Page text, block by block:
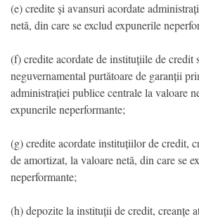
(e) credite și avansuri acordate
netă, din care se exclud expunerile
(f) credite acordate de instituțiile de credit
neguvernamental purtătoare de garanții
administrației publice centrale la valoare
expunerile neperformante;
(g) credite acordate instituțiilor de credit,
de amortizat, la valoare netă, din care se
neperformante;
(h) depozite la instituții de credit, creanțe